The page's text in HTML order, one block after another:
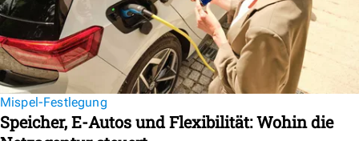
Mispel-Festlegung
Speicher, E-Autos und Flexibilität: Wohin die